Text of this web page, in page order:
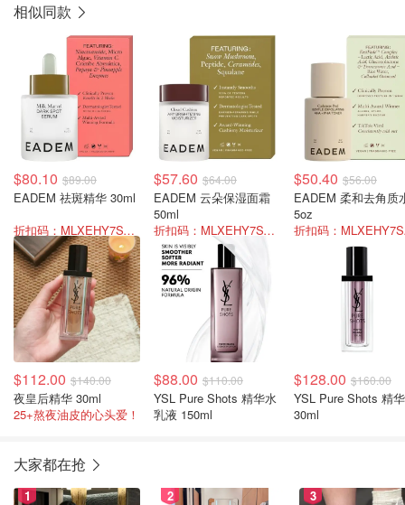
相似同款
$80.10 $89.00
EADEM 祛斑精华 30ml
折扣码：MLXEHY7SVFBW
$57.60 $64.00
EADEM 云朵保湿面霜
50ml
折扣码：MLXEHY7SVFBW
$50.40 $56.00
EADEM 柔和去角质
5oz
折
$112.00 $140.00
夜皇后精华 30ml
25+熬夜油皮的心头爱！
$88.00 $110.00
YSL Pure Shots 精华水
乳液 150ml
$128.00 $160.00
YSL Pure Shots 精
30ml
大家都在抢
1 2 3